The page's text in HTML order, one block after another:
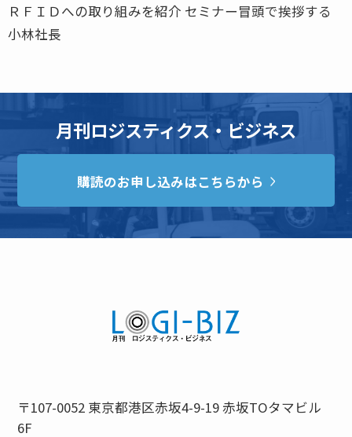
ＲＦＩＤへの取り組みを紹介 セミナー冒頭で挨拶する
小林社長
月刊ロジスティクス・ビジネス
購読のお申し込みはこちらから
〒107-0052 東京都港区赤坂4-9-19 赤坂TOタマビル
6F